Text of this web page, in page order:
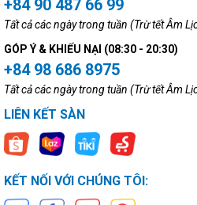
+84 90 487 66 99
Tất cả các ngày trong tuần (Trừ tết Âm
GÓP Ý & KHIẾU NẠI (08:30 - 20:30)
+84 98 686 8975
Tất cả các ngày trong tuần (Trừ tết Âm
LIÊN KẾT SÀN
KẾT NỐI VỚI CHÚNG TÔI: